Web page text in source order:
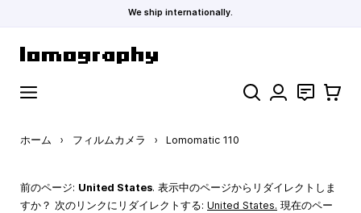
We ship internationally.
検索 お問い合わ
カート
ホーム › フィルムカメラ › Lomomatic 110
前のページ: United States. 表示中のページからリダイレクトしま
すか？ 次のリンクにリダイレクトする: United States. 現在のペー